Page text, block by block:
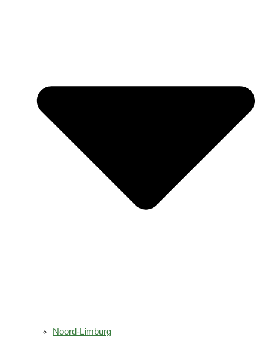
Noord-Limburg